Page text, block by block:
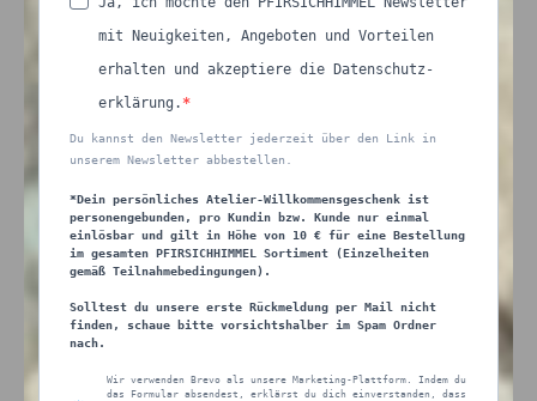
mit Neuigkeiten, Angeboten und Vorteilen
erhalten und akzeptiere die Datenschutz-
erklärung.
Du kannst den Newsletter jederzeit über den Link in
unserem Newsletter abbestellen.
*Dein persönliches Atelier-Willkommensgeschenk ist
personengebunden, pro Kundin bzw. Kunde nur einmal
einlösbar und gilt in Höhe von 10 € für eine Bestellung
im gesamten PFIRSICHHIMMEL Sortiment (Einzelheiten
gemäß Teilnahmebedingungen).
Solltest du unsere erste Rückmeldung per Mail nicht
finden, schaue bitte vorsichtshalber im Spam Ordner
nach.
Wir verwenden Brevo als unsere Marketing-Plattform. Indem du
das Formular absendest, erklärst du dich einverstanden, dass